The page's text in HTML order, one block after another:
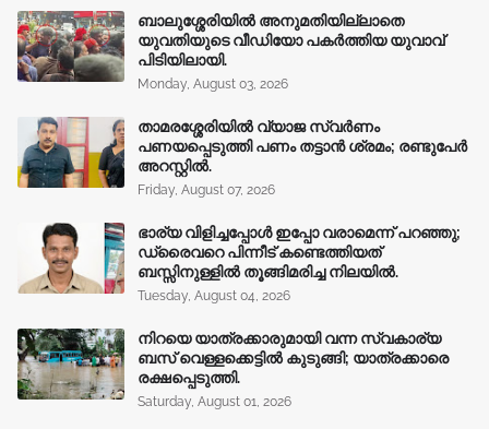
ബാലുശ്ശേരിയിൽ അനുമതിയില്ലാതെ
യുവതിയുടെ വീഡിയോ പകർത്തിയ യുവാവ്
പിടിയിലായി.
Monday, August 03, 2026
താമരശ്ശേരിയിൽ വ്യാജ സ്വർണം
പണയപ്പെടുത്തി പണം തട്ടാൻ ശ്രമം; രണ്ടുപേർ
അറസ്റ്റിൽ.
Friday, August 07, 2026
ഭാര്യ വിളിച്ചപ്പോള്‍ ഇപ്പോ വരാമെന്ന് പറഞ്ഞു;
ഡ്രൈവറെ പിന്നീട് കണ്ടെത്തിയത്
ബസ്സിനുള്ളില്‍ തൂങ്ങിമരിച്ച നിലയിൽ.
Tuesday, August 04, 2026
നിറയെ യാത്രക്കാരുമായി വന്ന സ്വകാര്യ
ബസ് വെള്ളക്കെട്ടിൽ കുടുങ്ങി; യാത്രക്കാരെ
രക്ഷപ്പെടുത്തി.
Saturday, August 01, 2026